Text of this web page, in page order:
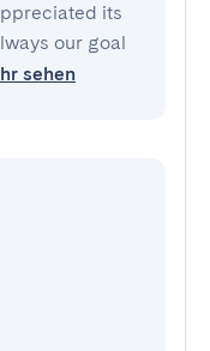
its
our goal
sehen